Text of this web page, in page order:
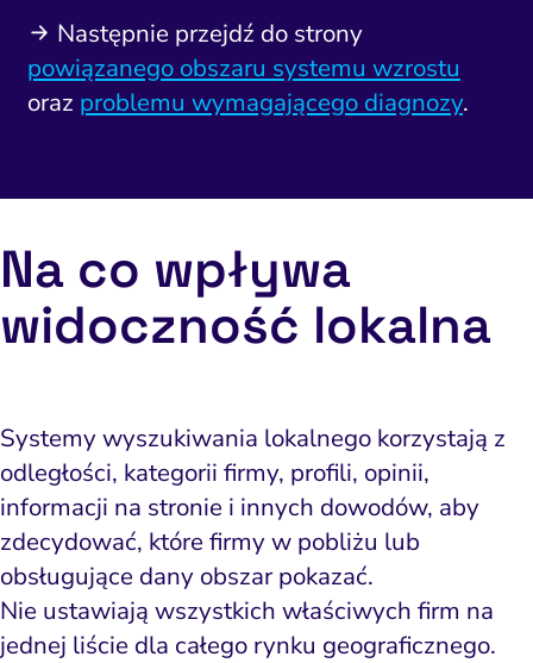
Następnie przejdź do strony
powiązanego obszaru systemu wzrostu
oraz problemu wymagającego diagnozy.
Na co wpływa
widoczność lokalna
Systemy wyszukiwania lokalnego korzystają z
odległości, kategorii firmy, profili, opinii,
informacji na stronie i innych dowodów, aby
zdecydować, które firmy w pobliżu lub
obsługujące dany obszar pokazać.
Nie ustawiają wszystkich właściwych firm na
jednej liście dla całego rynku geograficznego.